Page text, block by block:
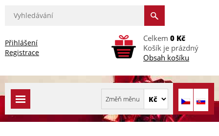
Přihlášení
Registrace
Celkem 0 Kč
Košík je prázdný
Obsah košíku